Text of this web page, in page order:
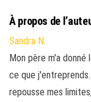
À propos de
Sandra N.
Mon père m'a
ce que
repousse mes